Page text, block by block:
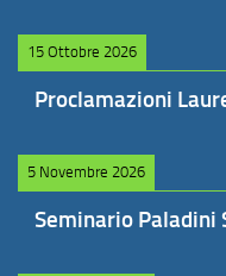
15 Ottobre 2026
Proclamazioni
5 Novembre 2026
Seminario Paladini